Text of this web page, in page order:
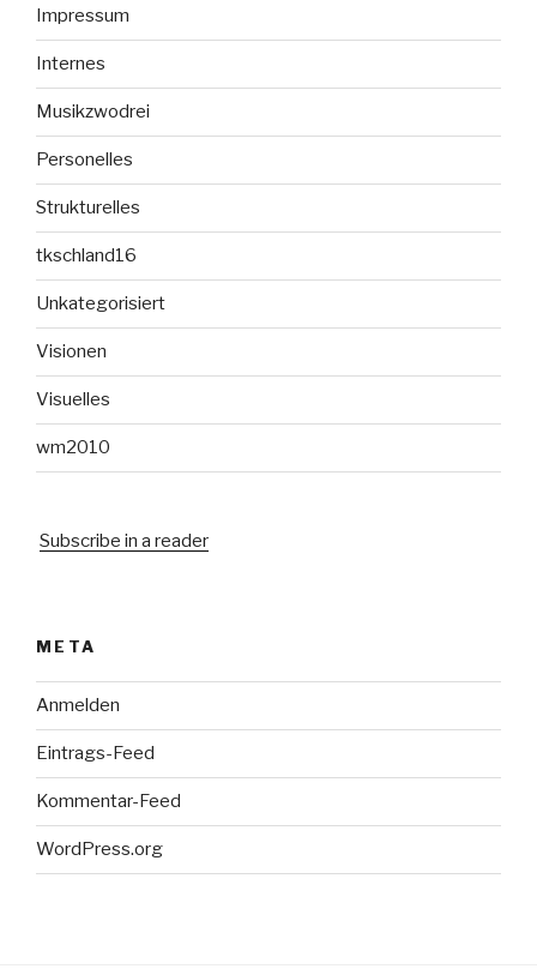
Impressum
Internes
Musikzwodrei
Personelles
Strukturelles
tkschland16
Unkategorisiert
Visionen
Visuelles
wm2010
Subscribe in a reader
META
Anmelden
Eintrags-Feed
Kommentar-Feed
WordPress.org